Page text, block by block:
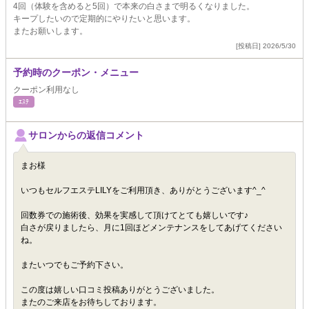
4回（体験を含めると5回）で本来の白さまで明るくなりました。
キープしたいので定期的にやりたいと思います。
またお願いします。
[投稿日] 2026/5/30
予約時のクーポン・メニュー
クーポン利用なし
ｴｽﾃ
サロンからの返信コメント
まお様
いつもセルフエステLILYをご利用頂き、ありがとうございます^_^
回数券での施術後、効果を実感して頂けてとても嬉しいです♪
白さが戻りましたら、月に1回ほどメンテナンスをしてあげてください
ね。
またいつでもご予約下さい。
この度は嬉しい口コミ投稿ありがとうございました。
またのご来店をお待ちしております。